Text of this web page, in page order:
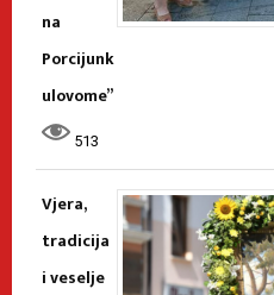
na
Porcijunk
ulovome”
513
Vjera,
tradicija
i veselje